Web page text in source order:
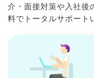
介・面接対策や入社後
料でトータルサポート